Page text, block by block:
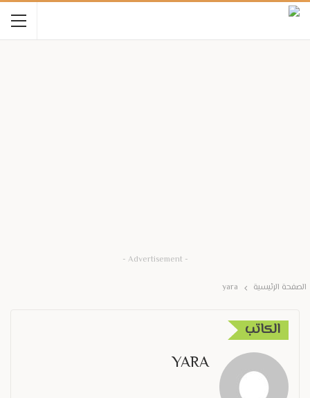
- Advertisement -
الصفحة الرئيسية yara
الكاتب
YARA